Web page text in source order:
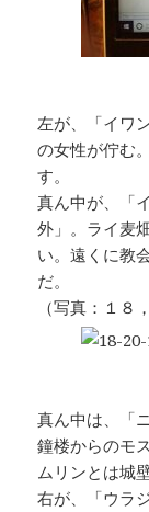
左が、「イワ
の女性が佇む
す。
真ん中が、「
外」。ライ麦
い。遠くに教
だ。
（写真：１８
真ん中は、「
鐘楼からのモ
ムリンとは城
右が、「ウラ